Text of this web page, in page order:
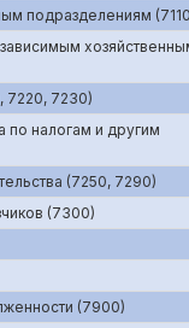
подразделениям
7220, 7230)
по налогам и другим
(7250, 7290)
(7300)
(7900)